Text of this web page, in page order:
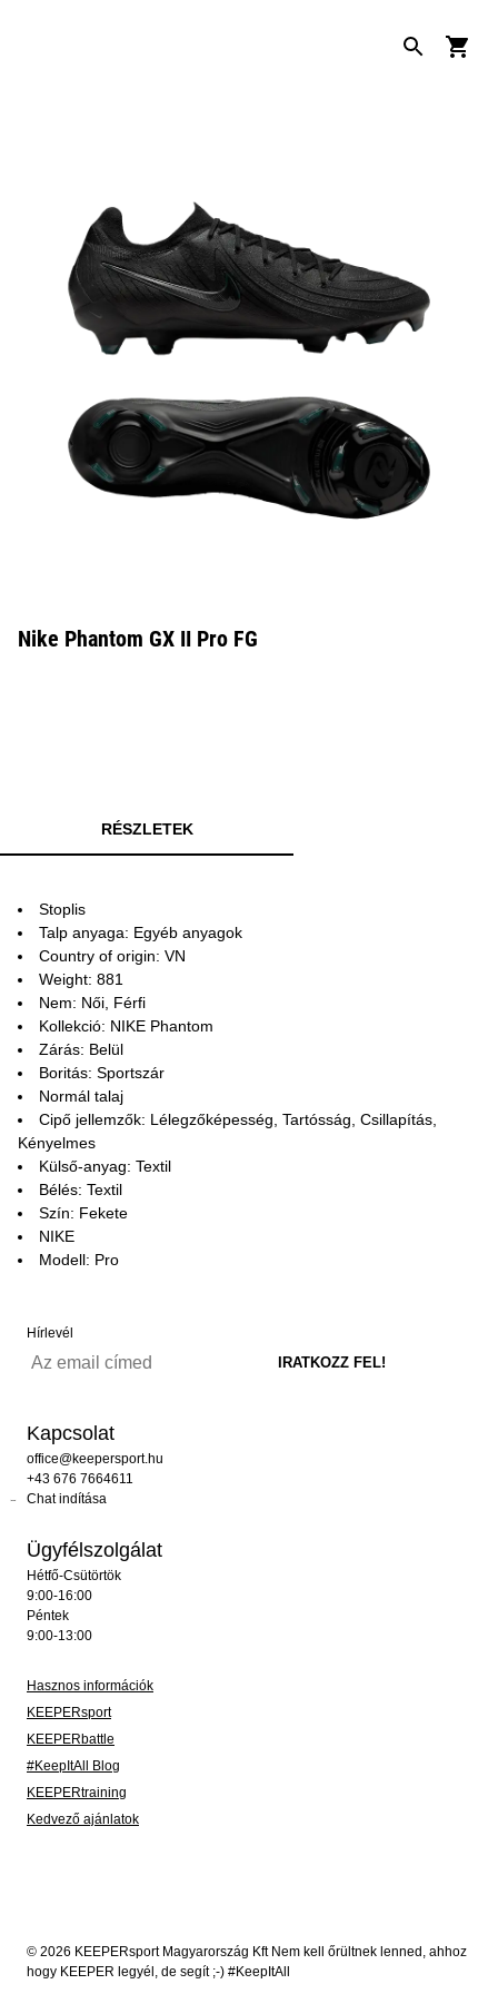
Nike Phantom GX II Pro FG
RÉSZLETEK
Stoplis
Talp anyaga: Egyéb anyagok
Country of origin: VN
Weight: 881
Nem: Női, Férfi
Kollekció: NIKE Phantom
Zárás: Belül
Boritás: Sportszár
Normál talaj
Cipő jellemzők: Lélegzőképesség, Tartósság, Csillapítás,
Kényelmes
Külső-anyag: Textil
Bélés: Textil
Szín: Fekete
NIKE
Modell: Pro
Hírlevél
Kapcsolat
office@keepersport.hu
+43 676 7664611
Chat indítása
Ügyfélszolgálat
Hétfő-Csütörtök
9:00-16:00
Péntek
9:00-13:00
Hasznos információk
KEEPERsport
KEEPERbattle
#KeepItAll Blog
KEEPERtraining
Kedvező ajánlatok
© 2026 KEEPERsport Magyarország Kft Nem kell őrültnek lenned, ahhoz
hogy KEEPER legyél, de segít ;-) #KeepItAll